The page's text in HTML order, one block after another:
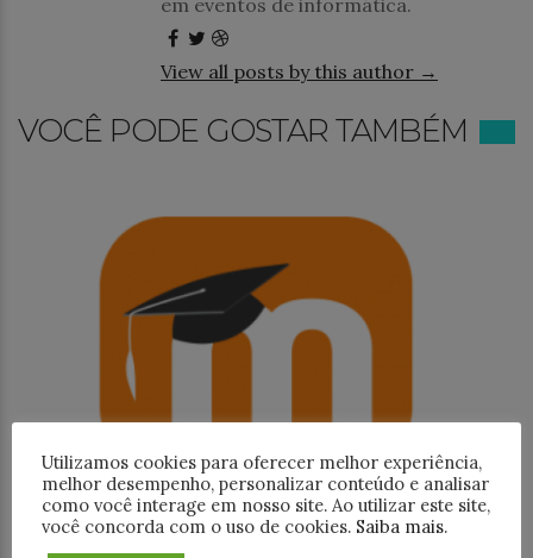
em eventos de informática.
View all posts by this author →
VOCÊ PODE GOSTAR TAMBÉM
Utilizamos cookies para oferecer melhor experiência,
melhor desempenho, personalizar conteúdo e analisar
como você interage em nosso site. Ao utilizar este site,
você concorda com o uso de cookies. Saiba mais.